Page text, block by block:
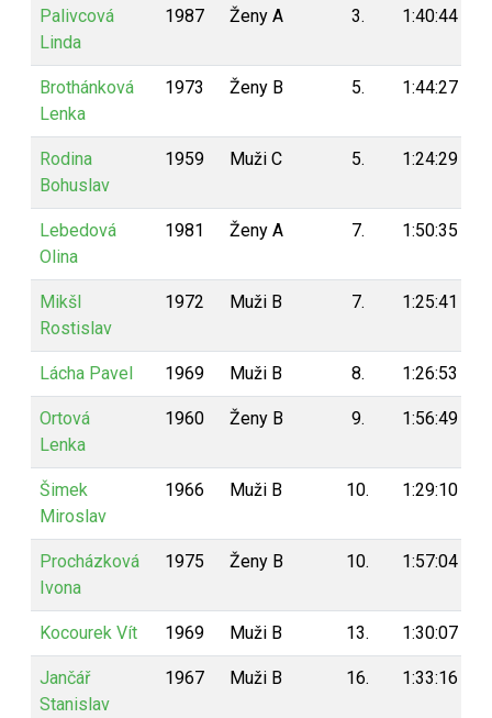
Palivcová
Linda
1987 Ženy A 3. 1:40:44
Brothánková
Lenka
1973 Ženy B 5. 1:44:27
Rodina
Bohuslav
1959 Muži C 5. 1:24:29
Lebedová
Olina
1981 Ženy A 7. 1:50:35
Mikšl
Rostislav
1972 Muži B 7. 1:25:41
Lácha Pavel 1969 Muži B 8. 1:26:53
Ortová
Lenka
1960 Ženy B 9. 1:56:49
Šimek
Miroslav
1966 Muži B 10. 1:29:10
Procházková
Ivona
1975 Ženy B 10. 1:57:04
Kocourek Vít 1969 Muži B 13. 1:30:07
Jančář
Stanislav
1967 Muži B 16. 1:33:16